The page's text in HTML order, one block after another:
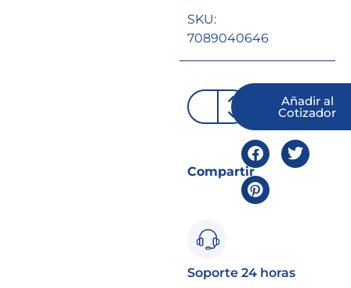
SKU:
7089040646
Añadir al
Cotizador
Compartir
Soporte 24 horas